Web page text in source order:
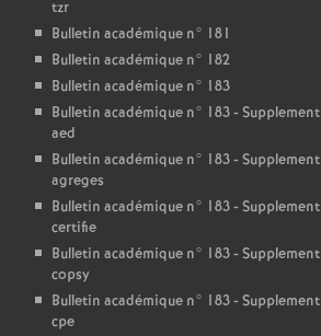
tzr
Bulletin académique n° 181
Bulletin académique n° 182
Bulletin académique n° 183
Bulletin académique n° 183 - Supplement
aed
Bulletin académique n° 183 - Supplement
agreges
Bulletin académique n° 183 - Supplement
certifie
Bulletin académique n° 183 - Supplement
copsy
Bulletin académique n° 183 - Supplement
cpe